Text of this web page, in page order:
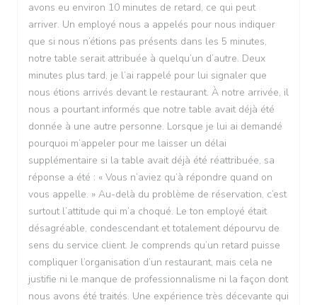
avons eu environ 10 minutes de retard, ce qui peut
arriver. Un employé nous a appelés pour nous indiquer
que si nous n’étions pas présents dans les 5 minutes,
notre table serait attribuée à quelqu’un d’autre. Deux
minutes plus tard, je l’ai rappelé pour lui signaler que
nous étions arrivés devant le restaurant. À notre arrivée, il
nous a pourtant informés que notre table avait déjà été
donnée à une autre personne. Lorsque je lui ai demandé
pourquoi m’appeler pour me laisser un délai
supplémentaire si la table avait déjà été réattribuée, sa
réponse a été : « Vous n’aviez qu’à répondre quand on
vous appelle. » Au-delà du problème de réservation, c’est
surtout l’attitude qui m’a choqué. Le ton employé était
désagréable, condescendant et totalement dépourvu de
sens du service client. Je comprends qu’un retard puisse
compliquer l’organisation d’un restaurant, mais cela ne
justifie ni le manque de professionnalisme ni la façon dont
nous avons été traités. Une expérience très décevante qui